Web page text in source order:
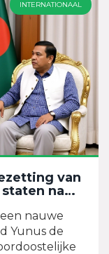
INTERNATIONAAL
van
na
nauwe
Yunus de